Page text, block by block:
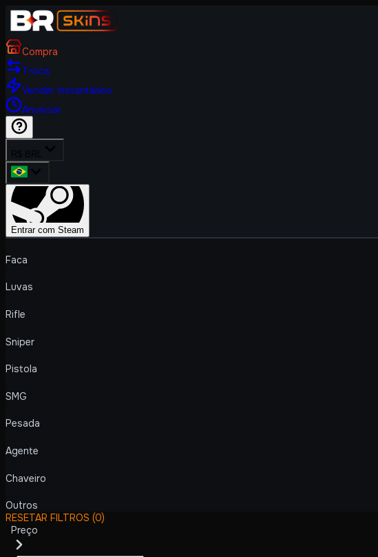
Compra
Troca
Vender instantâneo
Anunciar
R$ BRL
Entrar com Steam
Faca
Luvas
Rifle
Sniper
Pistola
SMG
Pesada
Agente
Chaveiro
Outros
RESETAR FILTROS (0)
Preço